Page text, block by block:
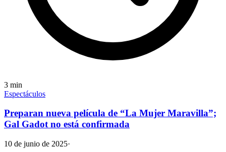
3 min
Espectáculos
Preparan nueva película de “La Mujer Maravilla”;
Gal Gadot no está confirmada
10 de junio de 2025·